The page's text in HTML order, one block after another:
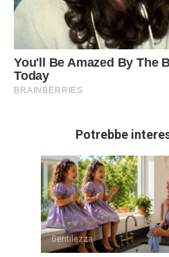
Potrebbe
Gentilezza